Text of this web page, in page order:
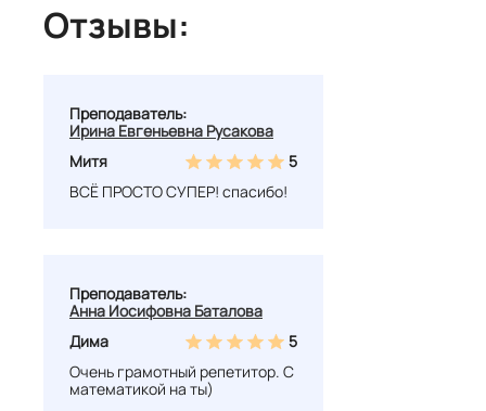
Отзывы:
Преподаватель:
Ирина Евгеньевна Русакова
Митя
5
ВСЁ ПРОСТО СУПЕР! спасибо!
Преподаватель:
Анна Иосифовна Баталова
Дима
5
Очень грамотный репетитор. С
математикой на ты)